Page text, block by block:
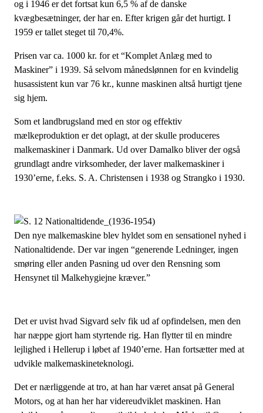
og i 1946 er det fortsat kun 6,5 % af de danske
kvægbesætninger, der har en. Efter krigen går det hurtigt. I
1959 er tallet steget til 70,4%.
Prisen var ca. 1000 kr. for et “Komplet Anlæg med to
Maskiner” i 1939. Så selvom månedslønnen for en kvindelig
husassistent kun var 76 kr., kunne maskinen altså hurtigt tjene
sig hjem.
Som et landbrugsland med en stor og effektiv
mælkeproduktion er det oplagt, at der skulle produceres
malkemaskiner i Danmark. Ud over Damalko bliver der også
grundlagt andre virksomheder, der laver malkemaskiner i
1930’erne, f.eks. S. A. Christensen i 1938 og Strangko i 1930.
Den nye malkemaskine blev hyldet som en sensationel nyhed i
Nationaltidende. Der var ingen “generende Ledninger, ingen
smøring eller anden Pasning ud over den Rensning som
Hensynet til Malkehygiejne kræver.”
Det er uvist hvad Sigvard selv fik ud af opfindelsen, men den
har næppe gjort ham styrtende rig. Han flytter til en mindre
lejlighed i Hellerup i løbet af 1940’erne. Han fortsætter med at
udvikle malkemaskineteknologi.
Det er nærliggende at tro, at han har været ansat på General
Motors, og at han her har videreudviklet maskinen. Han